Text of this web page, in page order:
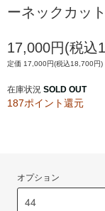
ーネックカッ
17,000円(税込
定価 17,000円(税込18,700円)
在庫状況 SOLD OUT
187ポイント還元
オプション